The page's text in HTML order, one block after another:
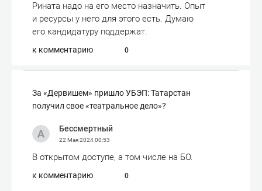
Рината надо на его место назначить. Опыт
и ресурсы у него для этого есть. Думаю
его кандидатуру поддержат.
к комментарию 0
За «Дервишем» пришло УБЭП: Татарстан
получил свое «театральное дело»?
Бессмертный
22 Мая 202400:53
В открытом доступе, а том числе на БО.
к комментарию 0